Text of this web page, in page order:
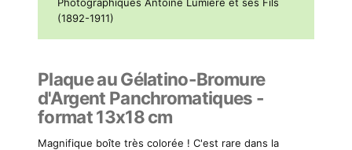
Photographiques Antoine Lumière et ses Fils
(1892-1911)
Plaque au Gélatino-Bromure
d'Argent Panchromatiques -
format 13x18 cm
Magnifique boîte très colorée ! C'est rare dans la